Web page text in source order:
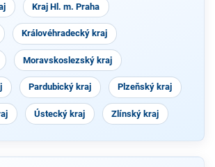
Kraj Hl. m. Praha
Královéhradecký kraj
Moravskoslezský kraj
Pardubický kraj Plzeňský kraj
Ústecký kraj Zlínský kraj